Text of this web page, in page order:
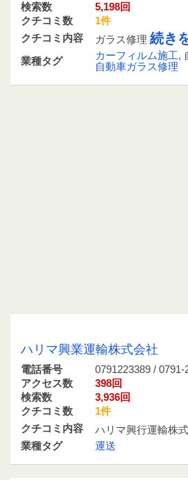
検索数
5,198回
クチコミ数
1件
クチコミ内容
ガラス修理 続き
業種タグ カーフィルム施工,
自動車ガラス修理
ハリマ興業運輸株式会社
電話番号
0791223389 / 0791-
アクセス数
398回
検索数
3,936回
クチコミ数
1件
クチコミ内容
ハリマ興行運輸株
業種タグ 運送